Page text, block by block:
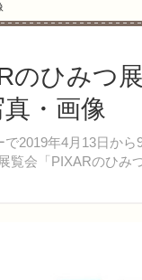
のひみつ
・画像
2019年4月13日か
覧会「PIXARのひ